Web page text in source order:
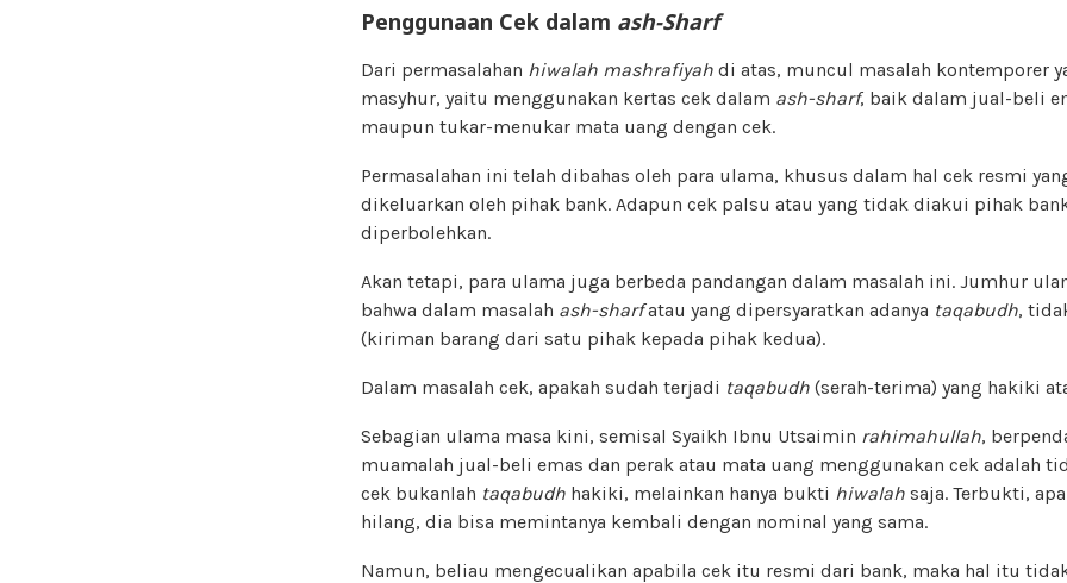
Penggunaan Cek dalam ash-Sharf
Dari permasalahan hiwalah mashrafiyah di atas, muncul masalah kontemporer
masyhur, yaitu menggunakan kertas cek dalam ash-sharf, baik dalam jual-beli
maupun tukar-menukar mata uang dengan cek.
Permasalahan ini telah dibahas oleh para ulama, khusus dalam hal cek resmi
dikeluarkan oleh pihak bank. Adapun cek palsu atau yang tidak diakui pihak
diperbolehkan.
Akan tetapi, para ulama juga berbeda pandangan dalam masalah ini. Jumhur
bahwa dalam masalah ash-sharfatau yang dipersyaratkan adanya taqabudh,
(kiriman barang dari satu pihak kepada pihak kedua).
Dalam masalah cek, apakah sudah terjadi taqabudh (serah-terima) yang hakiki
Sebagian ulama masa kini, semisal Syaikh Ibnu Utsaimin rahimahullah,
muamalah jual-beli emas dan perak atau mata uang menggunakan cek adalah
cek bukanlah taqabudh hakiki, melainkan hanya bukti hiwalah saja. Terbukti,
hilang, dia bisa memintanya kembali dengan nominal yang sama.
Namun, beliau mengecualikan apabila cek itu resmi dari bank, maka hal itu